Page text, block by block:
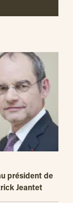
président de
Jeantet